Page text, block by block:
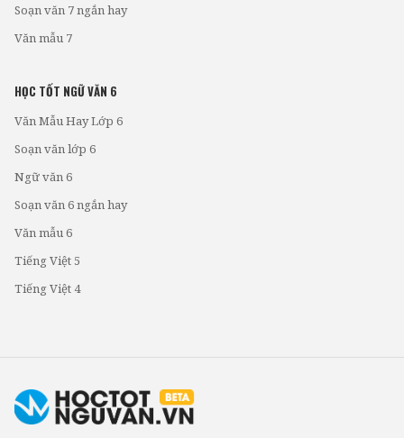
Soạn văn 7 ngắn hay
Văn mẫu 7
HỌC TỐT NGỮ VĂN 6
Văn Mẫu Hay Lớp 6
Soạn văn lớp 6
Ngữ văn 6
Soạn văn 6 ngắn hay
Văn mẫu 6
Tiếng Việt 5
Tiếng Việt 4